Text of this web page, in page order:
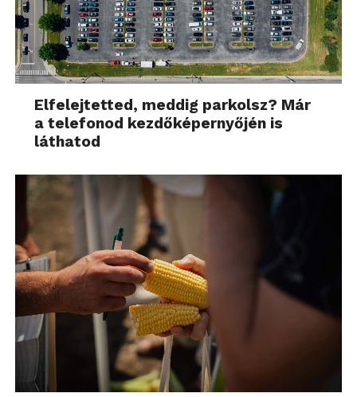
Elfelejtetted, meddig parkolsz? Már
a telefonod kezdőképernyőjén is
láthatod